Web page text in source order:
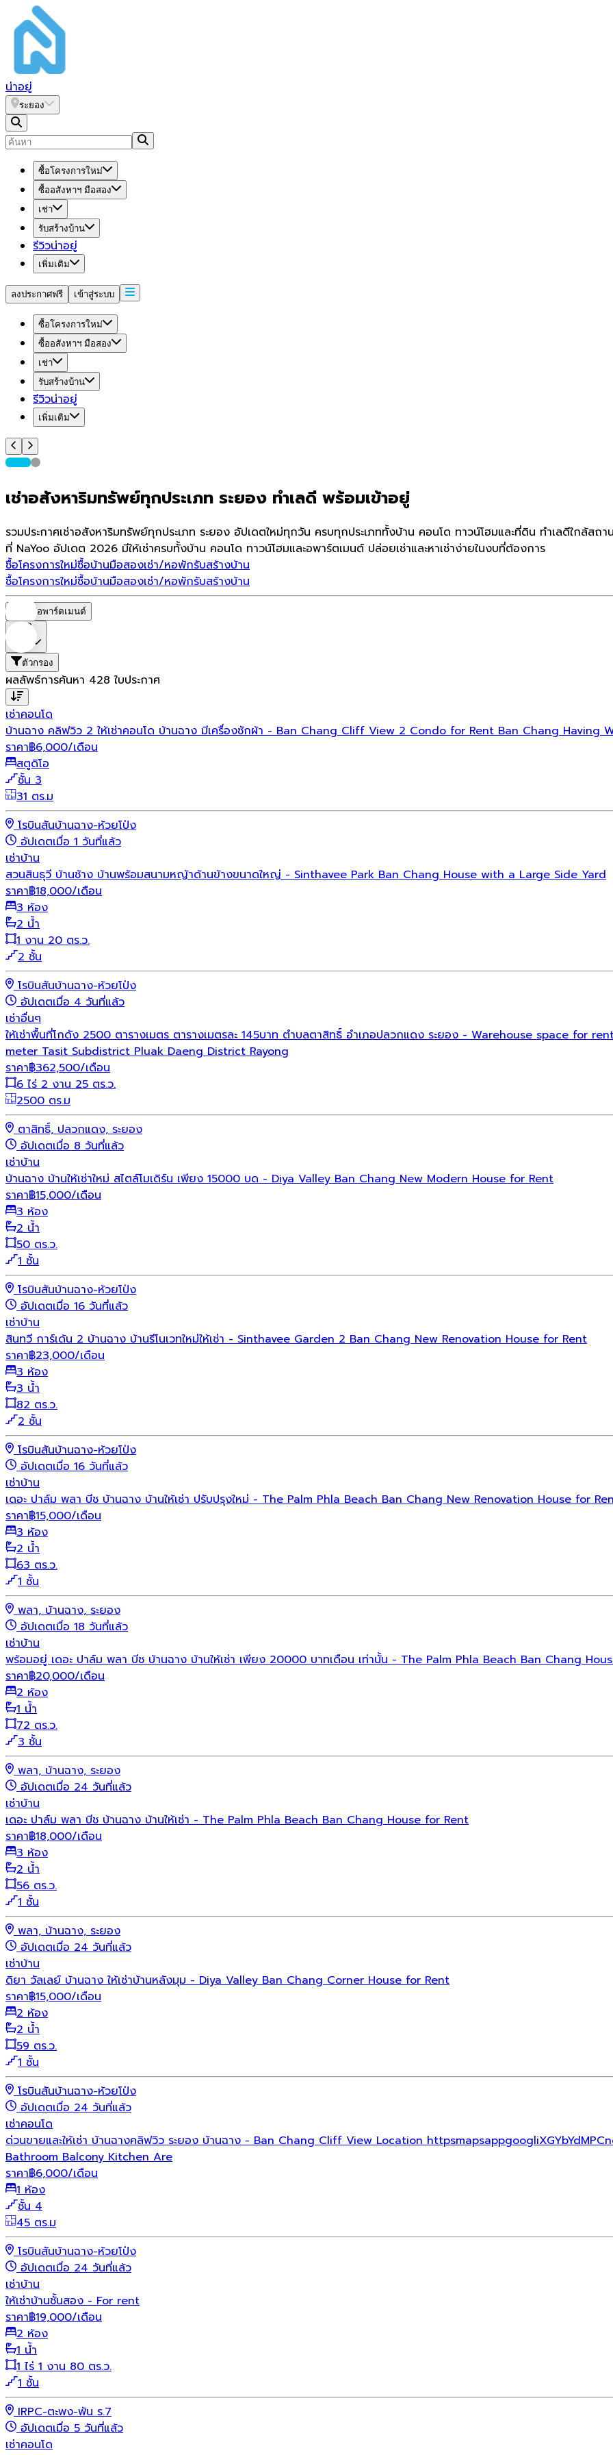
น่าอยู่
ระยอง
ซื้อโครงการใหม่
ซื้ออสังหาฯ มือสอง
เช่า
รับสร้างบ้าน
รีวิวน่าอยู่
เพิ่มเติม
ลงประกาศฟรี เข้าสู่ระบบ
ซื้อโครงการใหม่
ซื้ออสังหาฯ มือสอง
เช่า
รับสร้างบ้าน
รีวิวน่าอยู่
เพิ่มเติม
เช่าอสังหาริมทรัพย์ทุกประเภท ระยอง ทำเลดี พร้อมเข้าอยู่
รวมประกาศเช่าอสังหาริมทรัพย์ทุกประเภท ระยอง อัปเดตใหม่ทุกวัน ครบทุกประเภททั้งบ้าน คอนโด ทาวน์โฮมและที่ดิน ทำเลดีใกล้ส
ที่ NaYoo อัปเดต 2026 มีให้เช่าครบทั้งบ้าน คอนโด ทาวน์โฮมและอพาร์ตเมนต์ ปล่อยเช่าและหาเช่าง่ายในงบที่ต้องการ
ซื้อโครงการใหม่ซื้อบ้านมือสองเช่า/หอพักรับสร้างบ้าน
ซื้อโครงการใหม่ซื้อบ้านมือสองเช่า/หอพักรับสร้างบ้าน
หอพัก/อพาร์ตเมนต์
ตัวกรอง
ผลลัพธ์การค้นหา 428 ใบประกาศ
เช่าคอนโด
บ้านฉาง คลิฟวิว 2 ให้เช่าคอนโด บ้านฉาง มีเครื่องซักผ้า - Ban Chang Cliff View 2 Condo for Rent Ban Chang Having
ราคา฿6,000/เดือน
สตูดิโอ
ชั้น 3
31 ตร.ม
โรบินสันบ้านฉาง-ห้วยโป่ง
อัปเดตเมื่อ 1 วันที่แล้ว
เช่าบ้าน
สวนสินธุวี บ้านช้าง บ้านพร้อมสนามหญ้าด้านข้างขนาดใหญ่ - Sinthavee Park Ban Chang House with a Large Side Yard
ราคา฿18,000/เดือน
3 ห้อง
2 น้ำ
1 งาน 20 ตร.ว.
2 ชั้น
โรบินสันบ้านฉาง-ห้วยโป่ง
อัปเดตเมื่อ 4 วันที่แล้ว
เช่าอื่นๆ
ให้เช่าพื้นที่โกดัง 2500 ตารางเมตร ตารางเมตรละ 145บาท ตำบลตาสิทธิ์ อำเภอปลวกแดง ระยอง - Warehouse space for
meter Tasit Subdistrict Pluak Daeng District Rayong
ราคา฿362,500/เดือน
6 ไร่ 2 งาน 25 ตร.ว.
2500 ตร.ม
ตาสิทธิ์, ปลวกแดง, ระยอง
อัปเดตเมื่อ 8 วันที่แล้ว
เช่าบ้าน
บ้านฉาง บ้านให้เช่าใหม่ สไตล์โมเดิร์น เพียง 15000 บด - Diya Valley Ban Chang New Modern House for Rent
ราคา฿15,000/เดือน
3 ห้อง
2 น้ำ
50 ตร.ว.
1 ชั้น
โรบินสันบ้านฉาง-ห้วยโป่ง
อัปเดตเมื่อ 16 วันที่แล้ว
เช่าบ้าน
สินทวี การ์เด้น 2 บ้านฉาง บ้านรีโนเวทใหม่ให้เช่า - Sinthavee Garden 2 Ban Chang New Renovation House for Rent
ราคา฿23,000/เดือน
3 ห้อง
3 น้ำ
82 ตร.ว.
2 ชั้น
โรบินสันบ้านฉาง-ห้วยโป่ง
อัปเดตเมื่อ 16 วันที่แล้ว
เช่าบ้าน
เดอะ ปาล์ม พลา บีช บ้านฉาง บ้านให้เช่า ปรับปรุงใหม่ - The Palm Phla Beach Ban Chang New Renovation House for
ราคา฿15,000/เดือน
3 ห้อง
2 น้ำ
63 ตร.ว.
1 ชั้น
พลา, บ้านฉาง, ระยอง
อัปเดตเมื่อ 18 วันที่แล้ว
เช่าบ้าน
พร้อมอยู่ เดอะ ปาล์ม พลา บีช บ้านฉาง บ้านให้เช่า เพียง 20000 บาทเดือน เท่านั้น - The Palm Phla Beach Ban Chang
ราคา฿20,000/เดือน
2 ห้อง
1 น้ำ
72 ตร.ว.
3 ชั้น
พลา, บ้านฉาง, ระยอง
อัปเดตเมื่อ 24 วันที่แล้ว
เช่าบ้าน
เดอะ ปาล์ม พลา บีช บ้านฉาง บ้านให้เช่า - The Palm Phla Beach Ban Chang House for Rent
ราคา฿18,000/เดือน
3 ห้อง
2 น้ำ
56 ตร.ว.
1 ชั้น
พลา, บ้านฉาง, ระยอง
อัปเดตเมื่อ 24 วันที่แล้ว
เช่าบ้าน
ดิยา วัลเลย์ บ้านฉาง ให้เช่าบ้านหลังมุม - Diya Valley Ban Chang Corner House for Rent
ราคา฿15,000/เดือน
2 ห้อง
2 น้ำ
59 ตร.ว.
1 ชั้น
โรบินสันบ้านฉาง-ห้วยโป่ง
อัปเดตเมื่อ 24 วันที่แล้ว
เช่าคอนโด
ด่วนขายและให้เช่า บ้านฉางคลิฟวิว ระยอง บ้านฉาง - Ban Chang Cliff View Location
Bathroom Balcony Kitchen Are
ราคา฿6,000/เดือน
1 ห้อง
ชั้น 4
45 ตร.ม
โรบินสันบ้านฉาง-ห้วยโป่ง
อัปเดตเมื่อ 24 วันที่แล้ว
เช่าบ้าน
ให้เช่าบ้านชั้นสอง - For rent
ราคา฿19,000/เดือน
2 ห้อง
1 น้ำ
1 ไร่ 1 งาน 80 ตร.ว.
1 ชั้น
IRPC-ตะพง-พัน ร.7
อัปเดตเมื่อ 5 วันที่แล้ว
เช่าคอนโด